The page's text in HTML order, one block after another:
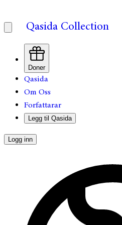
Qasida Collection
Doner
Qasida
Om Oss
Forfattarar
Legg til Qasida
Logg inn